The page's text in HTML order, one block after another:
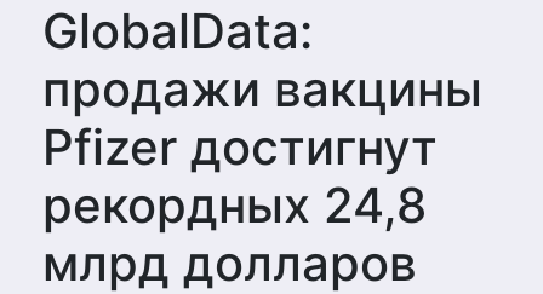
GlobalData:
продажи вакцины
Pfizer достигнут
рекордных 24,8
млрд долларов